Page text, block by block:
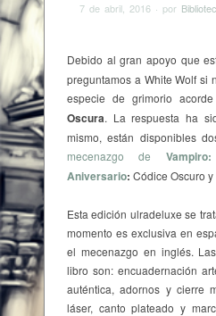
7 de abril, 2016 · por
Debido al gran apoyo que
preguntamos a White Wolf si
especie de grimorio
Oscura. La respuesta ha
mismo, están disponibles
mecenazgo de
Aniversario: Códice Oscuro
Esta edición ulradeluxe se
momento es exclusiva en
el mecenazgo en inglés.
libro son: encuadernación
auténtica, adornos y cierre
láser, canto plateado y